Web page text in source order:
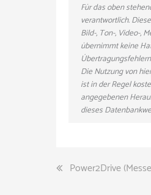
Für das oben
verantwortlich.
Bild-, Ton-, Video-,
übernimmt keine
Die Nutzung von
ist in der Regel
angegebenen
dieses
Power2Drive